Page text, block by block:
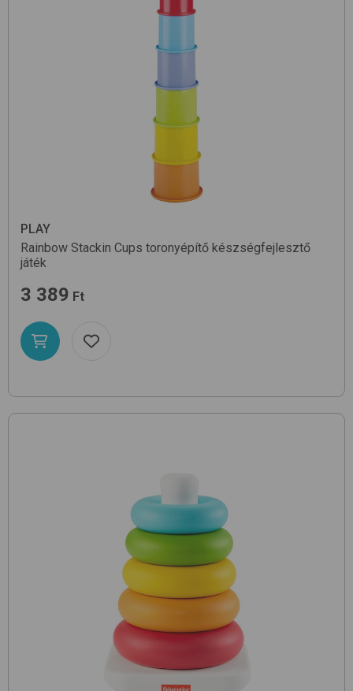
PLAY
Rainbow Stackin Cups toronyépítő készségfejlesztő
játék
3 389 Ft